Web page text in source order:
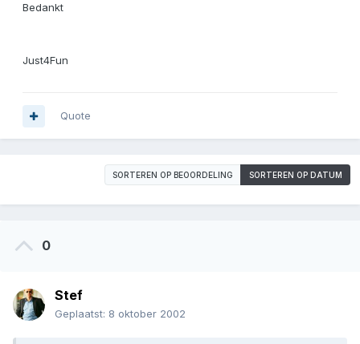
Bedankt
Just4Fun
Quote
SORTEREN OP BEOORDELING SORTEREN OP DATUM
0
Stef
Geplaatst: 8 oktober 2002